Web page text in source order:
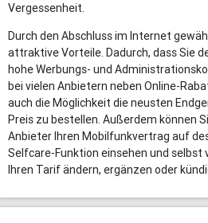
Vergessenheit.
Durch den Abschluss im Internet
attraktive Vorteile. Dadurch, dass Sie
hohe Werbungs- und
bei vielen Anbietern neben Online-
auch die Möglichkeit die neusten
Preis zu bestellen. Außerdem können
Anbieter Ihren Mobilfunkvertrag auf
Selfcare-Funktion einsehen und
Ihren Tarif ändern, ergänzen oder